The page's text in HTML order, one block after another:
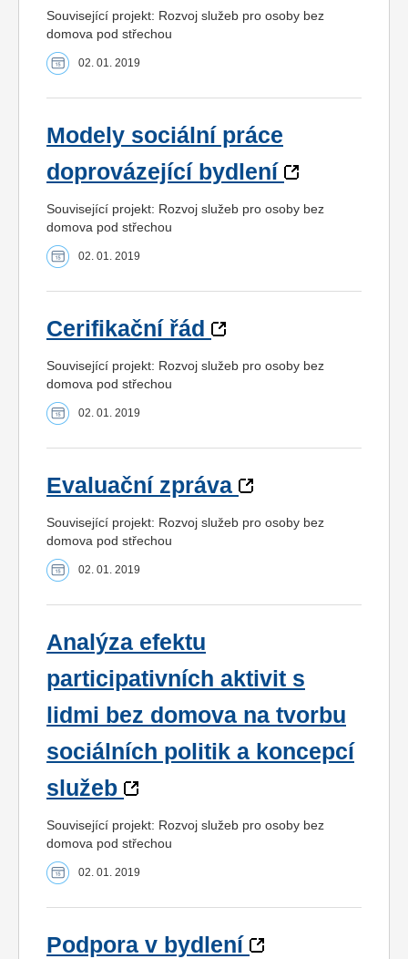
Související projekt: Rozvoj služeb pro osoby bez
domova pod střechou
02. 01. 2019
Modely sociální práce
doprovázející bydlení
Související projekt: Rozvoj služeb pro osoby bez
domova pod střechou
02. 01. 2019
Cerifikační řád
Související projekt: Rozvoj služeb pro osoby bez
domova pod střechou
02. 01. 2019
Evaluační zpráva
Související projekt: Rozvoj služeb pro osoby bez
domova pod střechou
02. 01. 2019
Analýza efektu
participativních aktivit s
lidmi bez domova na tvorbu
sociálních politik a koncepcí
služeb
Související projekt: Rozvoj služeb pro osoby bez
domova pod střechou
02. 01. 2019
Podpora v bydlení